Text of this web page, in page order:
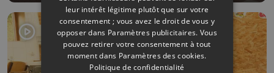
leur intérêt légitime plutôt que sur votre
consentement ; vous avez le droit de vous y
opposer dans Paramètres publicitaires. Vous
pouvez retirer votre consentement à tout
moment dans Paramètres des cookies.
Politique de confidentialité